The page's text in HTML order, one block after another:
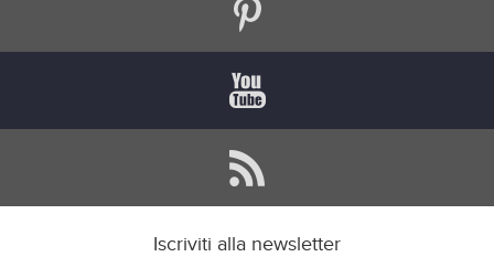
Iscriviti alla newsletter